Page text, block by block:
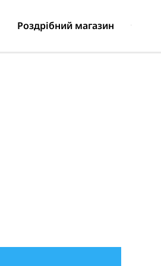
Роздрібний магазин